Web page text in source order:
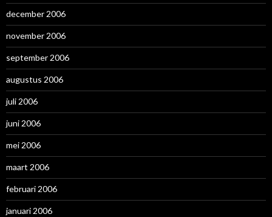
december 2006
november 2006
september 2006
augustus 2006
juli 2006
juni 2006
mei 2006
maart 2006
februari 2006
januari 2006